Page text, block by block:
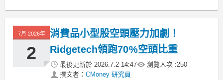
display: fle
7月 2026年
2
消費品小型股空頭壓力加劇！
Ridgetech領跑70%空頭比重
最後更新於 2026.7.2 14:47 瀏覽人次 :250
撰文者： CMoney 研究員